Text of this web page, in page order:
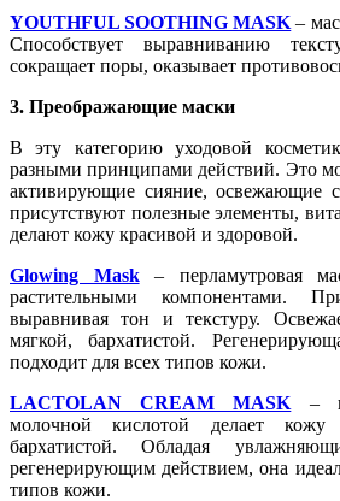
YOUTHFUL SOOTHING MASK –
Способствует выравниванию
сокращает поры, оказывает
3. Преображающие маски
В эту категорию уходовой
разными принципами действий. Это
активирующие сияние, освежающие
присутствуют полезные элементы,
делают кожу красивой и здоровой.
Glowing Mask– перламутровая
растительными компонентами.
выравнивая тон и текстуру.
мягкой, бархатистой.
подходит для всех типов кожи.
LACTOLAN CREAM MASK –
молочной кислотой делает
бархатистой. Обладая
регенерирующим действием, она
типов кожи.